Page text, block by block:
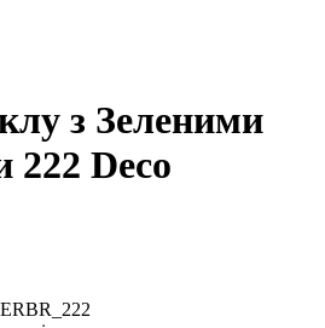
з Зеленими
222 Deco